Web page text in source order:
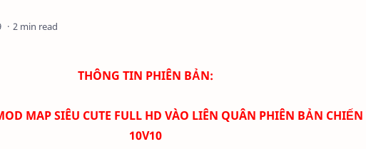
2 min read
THÔNG TIN PHIÊN BẢN:
MAP SIÊU CUTE FULL HD VÀO LIÊN QUÂN PHIÊN BẢN
10V10